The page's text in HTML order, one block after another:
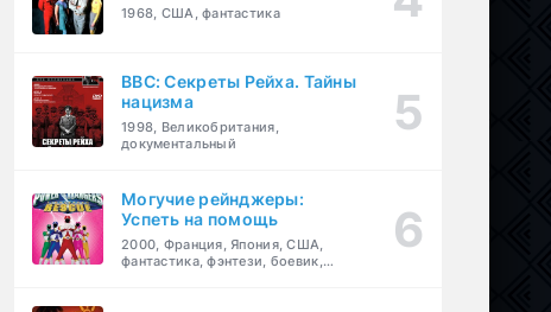
1968, США, фантастика
BBC: Секреты Рейха. Тайны
нацизма
1998, Великобритания,
документальный
Могучие рейнджеры:
Успеть на помощь
2000, Франция, Япония, США,
фантастика, фэнтези, боевик,